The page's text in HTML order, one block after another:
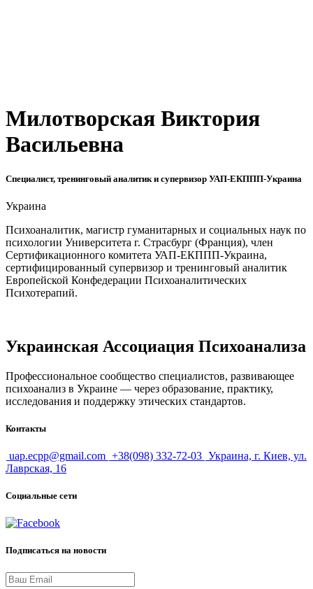
Милотворская Виктория
Васильевна
Специалист, тренинговый аналитик и супервизор УАП-ЕКППП-Украина
Украина
Психоаналитик, магистр гуманитарных и социальных наук по
психологии Университета г. Страсбург (Франция), член
Сертификационного комитета УАП-ЕКППП-Украина,
сертифицированный супервизор и тренинговый аналитик
Европейской Конфедерации Психоаналитических
Психотерапий.
Украинская Ассоциация Психоанализа
Профессиональное сообщество специалистов, развивающее
психоанализ в Украине — через образование, практику,
исследования и поддержку этических стандартов.
Контакты
uap.ecpp@gmail.com +38(098) 332-72-03 Украина, г. Киев, ул.
Лаврская, 16
Социальные сети
Подписаться на новости